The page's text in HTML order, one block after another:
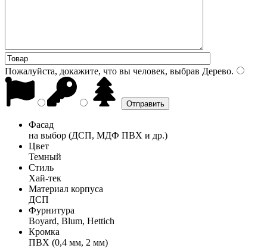
Пожалуйста, докажите, что вы человек, выбрав Дерево.
Фасад
на выбор (ДСП, МДФ ПВХ и др.)
Цвет
Темный
Стиль
Хай-тек
Материал корпуса
ДСП
Фурнитура
Boyard, Blum, Hettich
Кромка
ПВХ (0,4 мм, 2 мм)